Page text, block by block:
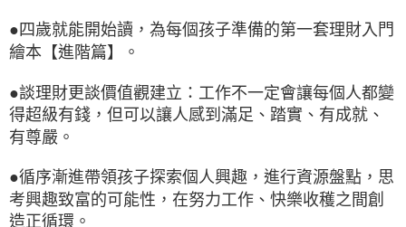
●四歲就能開始讀，為每個孩子準備的第一套理財入門
繪本【進階篇】。
●談理財更談價值觀建立：工作不一定會讓每個人都變
得超級有錢，但可以讓人感到滿足、踏實、有成就、
有尊嚴。
●循序漸進帶領孩子探索個人興趣，進行資源盤點，思
考興趣致富的可能性，在努力工作、快樂收穫之間創
造正循環。